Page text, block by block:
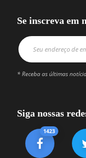
Se inscreva em
* Receba as últimas
Siga nossas
1423